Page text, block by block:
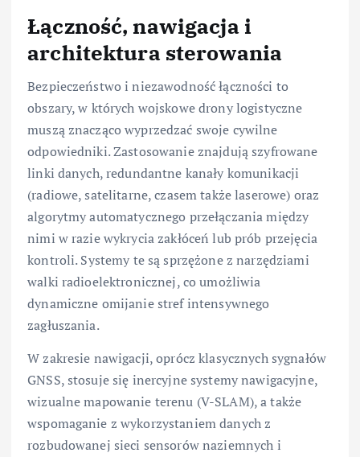
Łączność, nawigacja i
architektura sterowania
Bezpieczeństwo i niezawodność łączności to
obszary, w których wojskowe drony logistyczne
muszą znacząco wyprzedzać swoje cywilne
odpowiedniki. Zastosowanie znajdują szyfrowane
linki danych, redundantne kanały komunikacji
(radiowe, satelitarne, czasem także laserowe) oraz
algorytmy automatycznego przełączania między
nimi w razie wykrycia zakłóceń lub prób przejęcia
kontroli. Systemy te są sprzężone z narzędziami
walki radioelektronicznej, co umożliwia
dynamiczne omijanie stref intensywnego
zagłuszania.
W zakresie nawigacji, oprócz klasycznych sygnałów
GNSS, stosuje się inercyjne systemy nawigacyjne,
wizualne mapowanie terenu (V-SLAM), a także
wspomaganie z wykorzystaniem danych z
rozbudowanej sieci sensorów naziemnych i